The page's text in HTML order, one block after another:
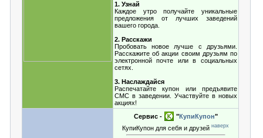
1. Узнай
Каждое утро получайте уникальные
предложения от лучших заведений
вашего города.
2. Расскажи
Пробовать новое лучше с друзьями.
Расскажите об акции своим друзьям по
электронной почте или в социальных
сетях.
3. Наслаждайся
Распечатайте купон или предъявите
СМС в заведении. Участвуйте в новых
акциях!
Сервис - "КупиКупон"
КупиКупон для себя и друзейнаверх